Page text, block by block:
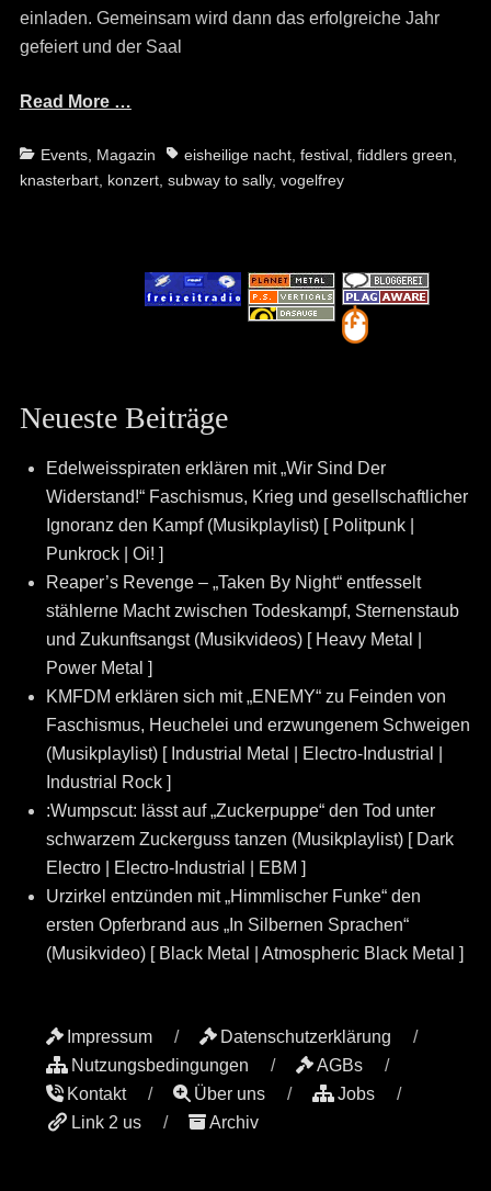
einladen. Gemeinsam wird dann das erfolgreiche Jahr
gefeiert und der Saal
Read More …
Categories
Events, Magazin Tagseisheilige nacht, festival, fiddlers green
knasterbart, konzert, subway to sally, vogelfrey
Neueste Beiträge
Edelweisspiraten erklären mit „Wir Sind Der
Widerstand!“ Faschismus, Krieg und gesellschaftlicher
Ignoranz den Kampf (Musikplaylist) [ Politpunk |
Punkrock | Oi! ]
Reaper’s Revenge – „Taken By Night“ entfesselt
stählerne Macht zwischen Todeskampf, Sternenstaub
und Zukunftsangst (Musikvideos) [ Heavy Metal |
Power Metal ]
KMFDM erklären sich mit „ENEMY“ zu Feinden von
Faschismus, Heuchelei und erzwungenem Schweigen
(Musikplaylist) [ Industrial Metal | Electro-Industrial |
Industrial Rock ]
:Wumpscut: lässt auf „Zuckerpuppe“ den Tod unter
schwarzem Zuckerguss tanzen (Musikplaylist) [ Dark
Electro | Electro-Industrial | EBM ]
Urzirkel entzünden mit „Himmlischer Funke“ den
ersten Opferbrand aus „In Silbernen Sprachen“
(Musikvideo) [ Black Metal | Atmospheric Black Metal ]
Impressum
Datenschutzerklärung
Nutzungsbedingungen
AGBs
Kontakt
Über uns
Jobs
Link 2 us
Archiv